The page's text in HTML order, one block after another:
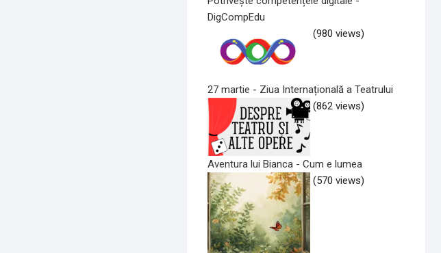
DigCompEdu
(980 views)
27 martie - Ziua Internațională a Teatrului
(862 views)
Aventura lui Bianca - Cum e lumea
(570 views)